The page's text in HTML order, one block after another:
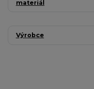
materiál
Výrobce